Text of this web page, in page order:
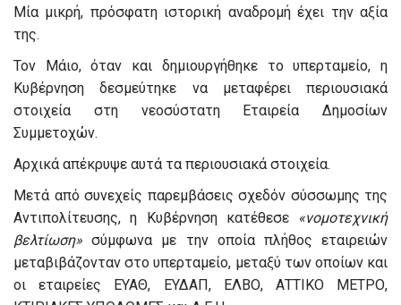
Μία μικρή, πρόσφατη ιστορική αναδρομή έχει την αξία
της.
Τον Μάιο, όταν και δημιουργήθηκε το υπερταμείο, η
Κυβέρνηση δεσμεύτηκε να μεταφέρει περιουσιακά
στοιχεία στη νεοσύστατη Εταιρεία Δημοσίων
Συμμετοχών.
Αρχικά απέκρυψε αυτά τα περιουσιακά στοιχεία.
Μετά από συνεχείς παρεμβάσεις σχεδόν σύσσωμης της
Αντιπολίτευσης, η Κυβέρνηση κατέθεσε
«νομοτεχνική
βελτίωση» σύμφωνα με την οποία πλήθος εταιρειών
μεταβιβάζονταν στο υπερταμείο, μεταξύ των οποίων και
οι εταιρείες ΕΥΑΘ, ΕΥΔΑΠ, ΕΛΒΟ, ΑΤΤΙΚΟ ΜΕΤΡΟ,